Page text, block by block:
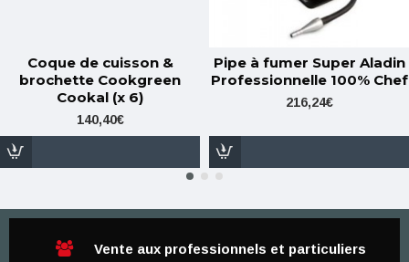
Coque de cuisson &
brochette Cookgreen
Cookal (x 6)
140,40€
Pipe à fumer Super Aladin
Professionnelle 100% Chef
216,24€
Vente aux professionnels et particuliers